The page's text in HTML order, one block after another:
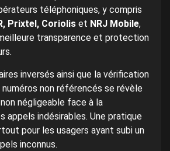
téléphoniques, y compris
Prixtel, Coriolis et NRJ Mobile,
transparence et protection
inversés ainsi que la vérification
non référencés se révèle
négligeable face à la
appels indésirables. Une pratique
pour les usagers ayant subi un
inconnus.